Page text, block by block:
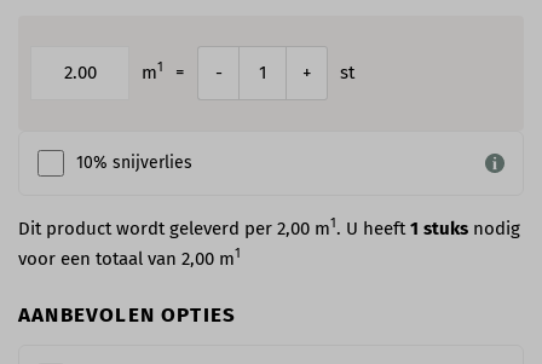
m1 = - + st
10% snijverlies
Dit product wordt geleverd per 2,00 m1. U heeft1 stuks nodig
voor een totaal van 2,00 m1
AANBEVOLEN OPTIES